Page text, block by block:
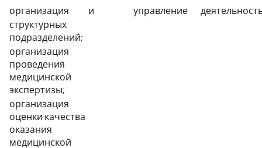
организация и управление
структурных
подразделений;
организация
проведения
медицинской
экспертизы;
организация
оценки качества
оказания
медицинской